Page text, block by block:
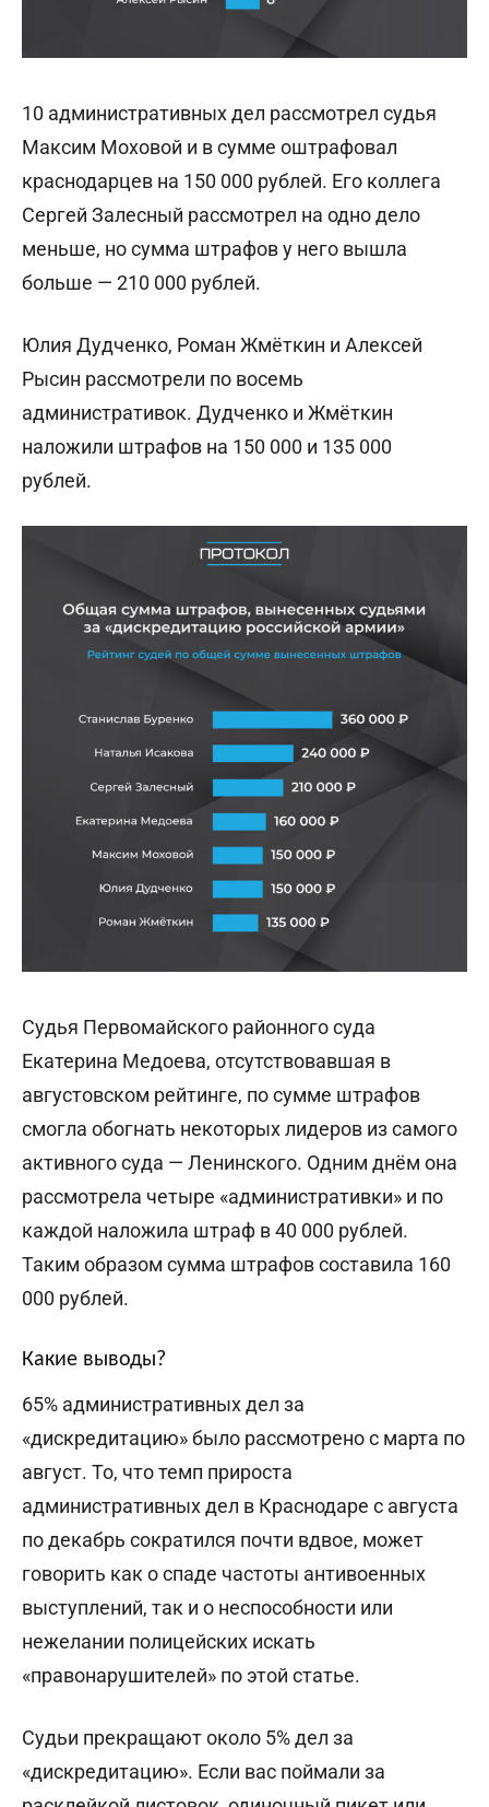
10 административных дел рассмотрел судья
Максим Моховой и в сумме оштрафовал
краснодарцев на 150 000 рублей. Его коллега
Сергей Залесный рассмотрел на одно дело
меньше, но сумма штрафов у него вышла
больше — 210 000 рублей.
Юлия Дудченко, Роман Жмёткин и Алексей
Рысин рассмотрели по восемь
административок. Дудченко и Жмёткин
наложили штрафов на 150 000 и 135 000
рублей.
Судья Первомайского районного суда
Екатерина Медоева, отсутствовавшая в
августовском рейтинге, по сумме штрафов
смогла обогнать некоторых лидеров из самого
активного суда — Ленинского. Одним днём она
рассмотрела четыре «административки» и по
каждой наложила штраф в 40 000 рублей.
Таким образом сумма штрафов составила 160
000 рублей.
Какие выводы?
65% административных дел за
«дискредитацию» было рассмотрено с марта по
август. То, что темп прироста
административных дел в Краснодаре с августа
по декабрь сократился почти вдвое, может
говорить как о спаде частоты антивоенных
выступлений, так и о неспособности или
нежелании полицейских искать
«правонарушителей» по этой статье.
Судьи прекращают около 5% дел за
«дискредитацию». Если вас поймали за